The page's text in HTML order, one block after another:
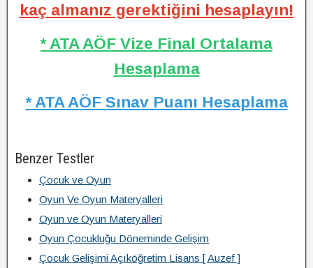
kaç almanız gerektiğini hesaplayın!
* ATA AÖF Vize Final Ortalama
Hesaplama
* ATA AÖF Sınav Puanı Hesaplama
Benzer Testler
Çocuk ve Oyun
Oyun Ve Oyun Materyalleri
Oyun ve Oyun Materyalleri
Oyun Çocukluğu Döneminde Gelişim
Çocuk Gelişimi Açıköğretim Lisans [ Auzef ]